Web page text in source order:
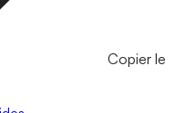
Copier le